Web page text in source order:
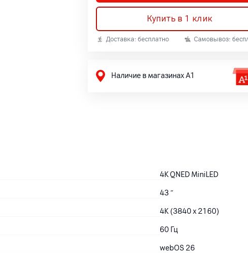
Купить в 1 клик
Доставка: бесплатно Самовывоз:
Наличие в магазинах А1
4K QNED MiniLED
43 ″
4K (3840 x 2160)
60 Гц
webOS 26